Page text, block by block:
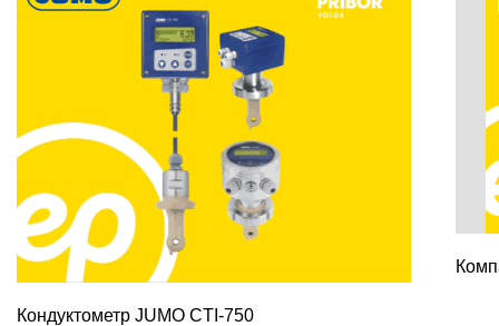
Кондуктометр JUMO CTI-750